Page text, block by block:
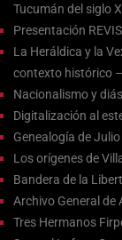
Tucumán del siglo
Presentación
La Heráldica y la
contexto histórico
Nacionalismo y
Digitalización al
Genealogía de Julio
Los orígenes de
Bandera de la
Archivo General de
Tres Hermanos